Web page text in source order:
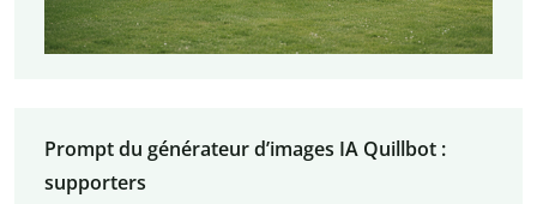
Prompt du générateur d’images IA Quillbot :
supporters